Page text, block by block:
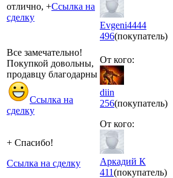
отлично, +Ссылка на
сделку
Evgeni4444
496(покупатель)
Все замечательно!
Покупкой довольны,
продавцу благодарны
Ссылка на
сделку
От кого:
diin
256(покупатель)
+ Спасибо!
Ссылка на сделку
От кого:
Аркадий К
411(покупатель)